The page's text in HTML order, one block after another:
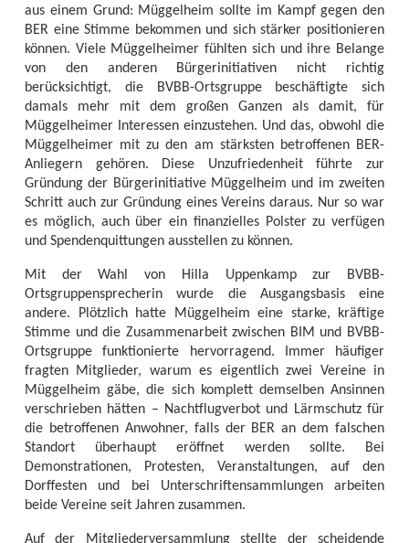
aus einem Grund: Müggelheim sollte im Kampf gegen den
BER eine Stimme bekommen und sich stärker positionieren
können. Viele Müggelheimer fühlten sich und ihre Belange
von den anderen Bürgerinitiativen nicht richtig
berücksichtigt, die BVBB-Ortsgruppe beschäftigte sich
damals mehr mit dem großen Ganzen als damit, für
Müggelheimer Interessen einzustehen. Und das, obwohl die
Müggelheimer mit zu den am stärksten betroffenen BER-
Anliegern gehören. Diese Unzufriedenheit führte zur
Gründung der Bürgerinitiative Müggelheim und im zweiten
Schritt auch zur Gründung eines Vereins daraus. Nur so war
es möglich, auch über ein finanzielles Polster zu verfügen
und Spendenquittungen ausstellen zu können.
Mit der Wahl von Hilla Uppenkamp zur BVBB-
Ortsgruppensprecherin wurde die Ausgangsbasis eine
andere. Plötzlich hatte Müggelheim eine starke, kräftige
Stimme und die Zusammenarbeit zwischen BIM und BVBB-
Ortsgruppe funktionierte hervorragend. Immer häufiger
fragten Mitglieder, warum es eigentlich zwei Vereine in
Müggelheim gäbe, die sich komplett demselben Ansinnen
verschrieben hätten – Nachtflugverbot und Lärmschutz für
die betroffenen Anwohner, falls der BER an dem falschen
Standort überhaupt eröffnet werden sollte. Bei
Demonstrationen, Protesten, Veranstaltungen, auf den
Dorffesten und bei Unterschriftensammlungen arbeiten
beide Vereine seit Jahren zusammen.
Auf der Mitgliederversammlung stellte der scheidende